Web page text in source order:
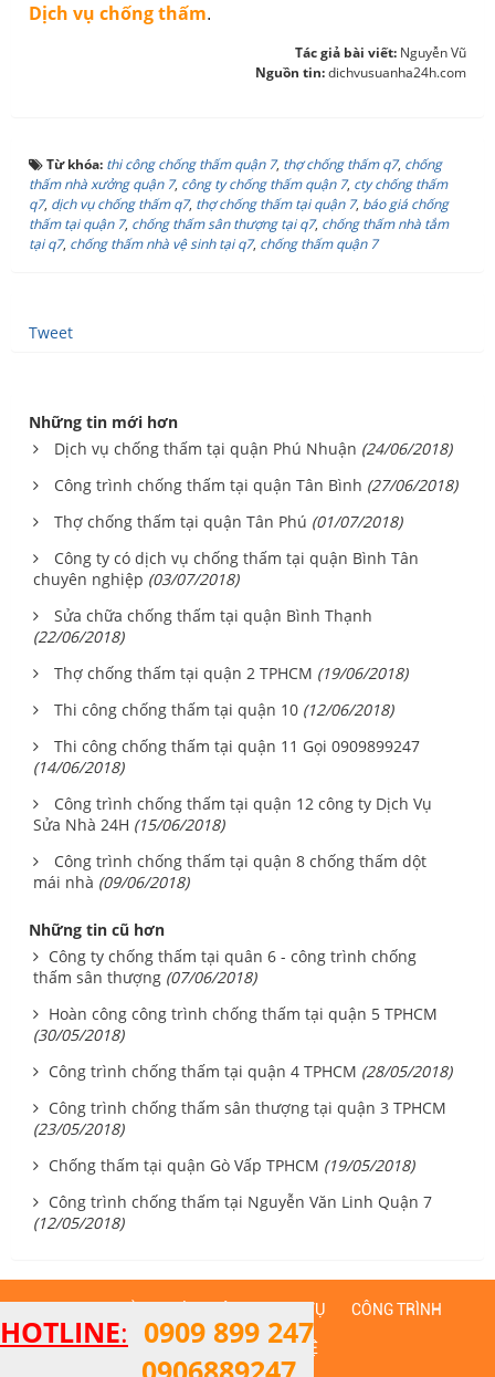
HOTLINE: 0909 899 247
Dịch vụ chống thấm.
Tác giả bài viết: Nguyễn Vũ
Nguồn tin:dichvusuanha24h.com
Từ khóa: thi công chống thấm quận 7, thợ chống thấm q7, chống
thấm nhà xưởng quận 7, công ty chống thấm quận 7, cty chống thấm
q7, dịch vụ chống thấm q7, thợ chống thấm tại quận 7, báo giá chống
thấm tại quận 7, chống thấm sân thượng tại q7, chống thấm nhà tắm
tại q7, chống thấm nhà vệ sinh tại q7, chống thấm quận 7
Tweet
Những tin mới hơn
Dịch vụ chống thấm tại quận Phú Nhuận (24/06/2018)
Công trình chống thấm tại quận Tân Bình (27/06/2018)
Thợ chống thấm tại quận Tân Phú (01/07/2018)
Công ty có dịch vụ chống thấm tại quận Bình Tân
chuyên nghiệp (03/07/2018)
Sửa chữa chống thấm tại quận Bình Thạnh
(22/06/2018)
Thợ chống thấm tại quận 2 TPHCM (19/06/2018)
Thi công chống thấm tại quận 10 (12/06/2018)
Thi công chống thấm tại quận 11 Gọi 0909899247
(14/06/2018)
Công trình chống thấm tại quận 12 công ty Dịch Vụ
Sửa Nhà 24H (15/06/2018)
Công trình chống thấm tại quận 8 chống thấm dột
mái nhà (09/06/2018)
Những tin cũ hơn
Công ty chống thấm tại quân 6 - công trình chống
thấm sân thượng (07/06/2018)
Hoàn công công trình chống thấm tại quận 5 TPHCM
(30/05/2018)
Công trình chống thấm tại quận 4 TPHCM (28/05/2018)
Công trình chống thấm sân thượng tại quận 3 TPHCM
(23/05/2018)
Chống thấm tại quận Gò Vấp TPHCM (19/05/2018)
Công trình chống thấm tại Nguyễn Văn Linh Quận 7
(12/05/2018)
DỊCH VỤ CÔNG TRÌNH
TIN TỨC LIÊN HỆ